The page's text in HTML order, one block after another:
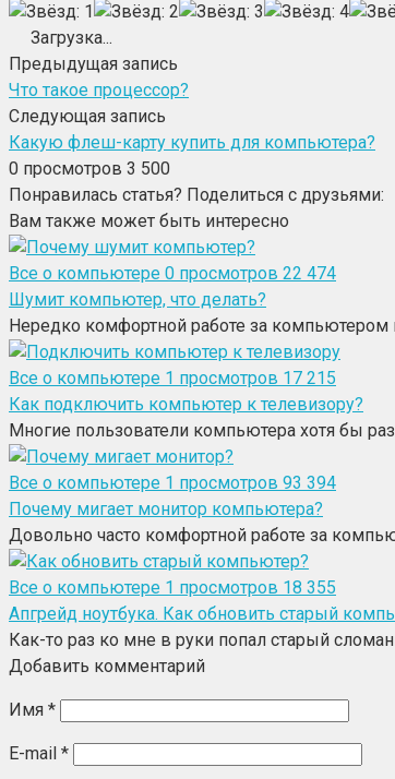
Загрузка...
Предыдущая запись
Что такое процессор?
Следующая запись
Какую флеш-карту купить для компьютера?
0 просмотров 3 500
Понравилась статья? Поделиться с друзьями:
Вам также может быть интересно
Все о компьютере 0 просмотров 22 474
Шумит компьютер, что делать?
Нередко комфортной работе за
Все о компьютере 1 просмотров 17 215
Как подключить компьютер к телевизору?
Многие пользователи компьютера хотя бы
Все о компьютере 1 просмотров 93 394
Почему мигает монитор компьютера?
Довольно часто комфортной работе за
Все о компьютере 1 просмотров 18 355
Апгрейд ноутбука. Как обновить старый
Как-то раз ко мне в руки попал старый
Добавить комментарий
Имя *
E-mail *